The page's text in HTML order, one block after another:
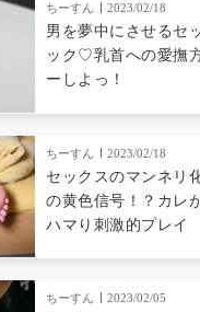
ちーすん 2023/02/18
男を夢中にさせるセ
ック♡乳首への愛撫
ーしよっ！
ちーすん 2023/02/18
セックスのマンネリ
の黄色信号！？カレ
ハマり刺激的プレイ
ちーすん 2023/02/05